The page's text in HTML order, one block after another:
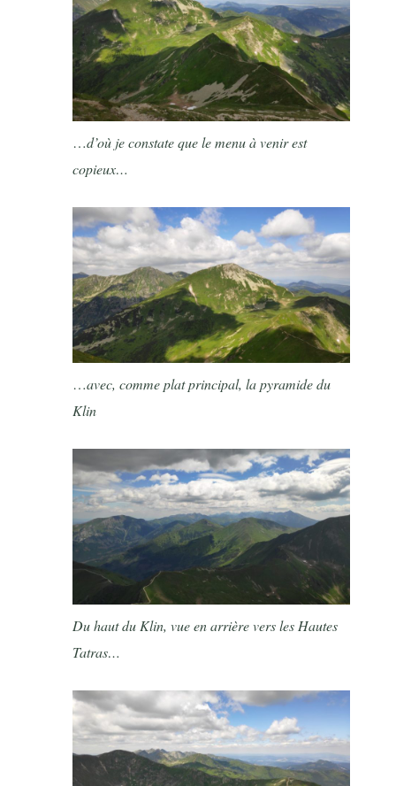
…d’où je constate que le menu à venir est
copieux…
…avec, comme plat principal, la pyramide du
Klin
Du haut du Klin, vue en arrière vers les Hautes
Tatras…